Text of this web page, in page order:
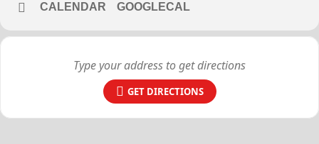
CALENDAR GOOGLECAL
GET DIRECTIONS